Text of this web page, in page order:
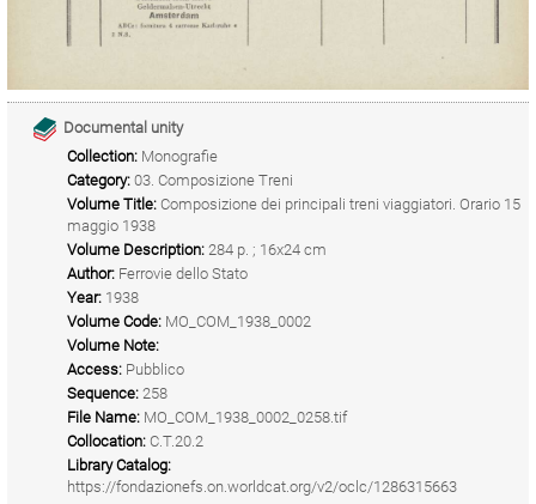
Documental unity
Collection: Monografie
Category: 03. Composizione Treni
Volume Title: Composizione dei principali treni viaggiatori. Orario 15
maggio 1938
Volume Description: 284 p. ; 16x24 cm
Author: Ferrovie dello Stato
Year: 1938
Volume Code: MO_COM_1938_0002
Volume Note:
Access: Pubblico
Sequence: 258
File Name: MO_COM_1938_0002_0258.tif
Collocation: C.T.20.2
Library Catalog:
https://fondazionefs.on.worldcat.org/v2/oclc/1286315663